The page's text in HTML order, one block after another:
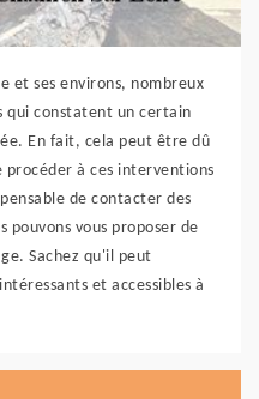
et ses environs, nombreux
qui constatent un certain
En fait, cela peut être dû
procéder à ces interventions
de contacter des
pouvons vous proposer de
Sachez qu'il peut
et accessibles à